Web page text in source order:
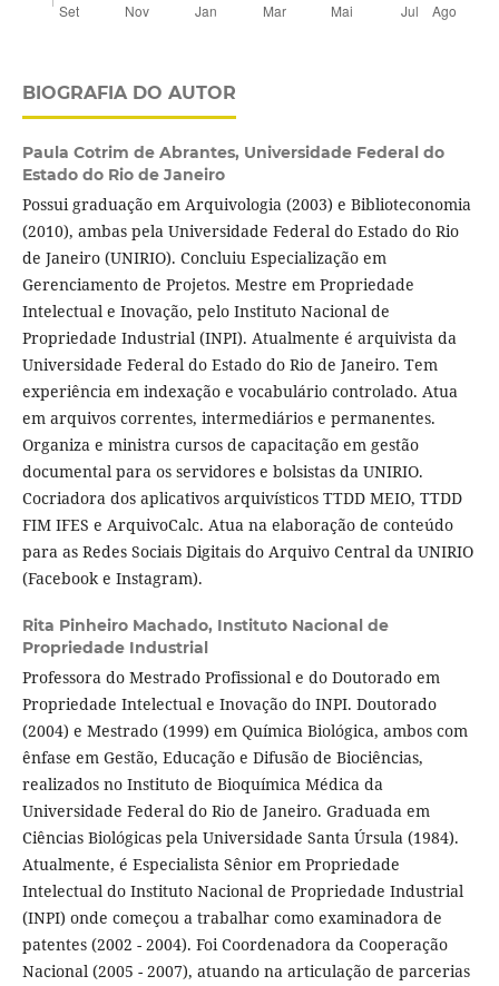
BIOGRAFIA DO AUTOR
Paula Cotrim de Abrantes, Universidade Federal do
Estado do Rio de Janeiro
Possui graduação em Arquivologia (2003) e Biblioteconomia
(2010), ambas pela Universidade Federal do Estado do Rio
de Janeiro (UNIRIO). Concluiu Especialização em
Gerenciamento de Projetos. Mestre em Propriedade
Intelectual e Inovação, pelo Instituto Nacional de
Propriedade Industrial (INPI). Atualmente é arquivista da
Universidade Federal do Estado do Rio de Janeiro. Tem
experiência em indexação e vocabulário controlado. Atua
em arquivos correntes, intermediários e permanentes.
Organiza e ministra cursos de capacitação em gestão
documental para os servidores e bolsistas da UNIRIO.
Cocriadora dos aplicativos arquivísticos TTDD MEIO, TTDD
FIM IFES e ArquivoCalc. Atua na elaboração de conteúdo
para as Redes Sociais Digitais do Arquivo Central da UNIRIO
(Facebook e Instagram).
Rita Pinheiro Machado, Instituto Nacional de
Propriedade Industrial
Professora do Mestrado Profissional e do Doutorado em
Propriedade Intelectual e Inovação do INPI. Doutorado
(2004) e Mestrado (1999) em Química Biológica, ambos com
ênfase em Gestão, Educação e Difusão de Biociências,
realizados no Instituto de Bioquímica Médica da
Universidade Federal do Rio de Janeiro. Graduada em
Ciências Biológicas pela Universidade Santa Úrsula (1984).
Atualmente, é Especialista Sênior em Propriedade
Intelectual do Instituto Nacional de Propriedade Industrial
(INPI) onde começou a trabalhar como examinadora de
patentes (2002 - 2004). Foi Coordenadora da Cooperação
Nacional (2005 - 2007), atuando na articulação de parcerias